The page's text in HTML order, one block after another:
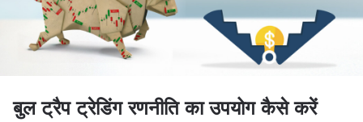
बुल ट्रैप ट्रेडिंग रणनीति का उपयोग कैसे करें